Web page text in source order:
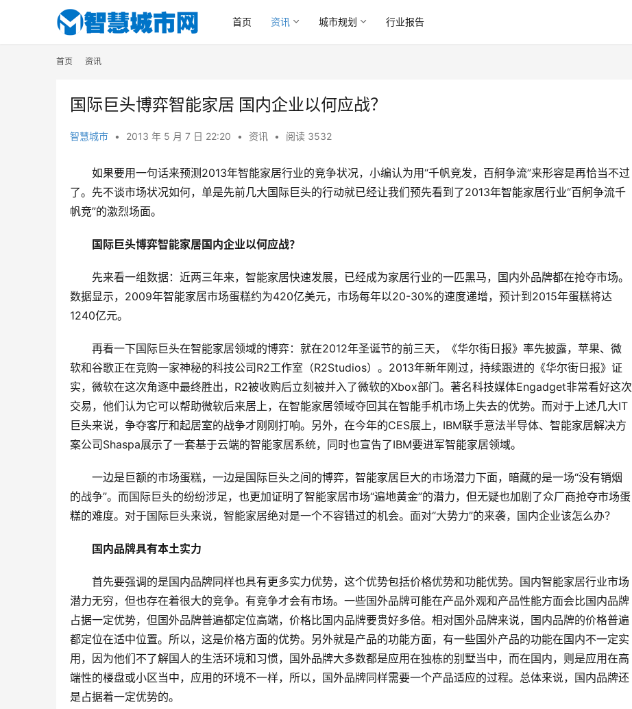
首页 资讯 城市规划 行业报告
首页 资讯
国际巨头博弈智能家居 国内企业以何应战？
智慧城市 • 2013 年 5 月 7 日 22:20 • 资讯 • 阅读 3532
如果要用一句话来预测2013年智能家居行业的竞争状况，小编认为用“千帆竞发，百舸争流”来形容是再恰当不过
了。先不谈市场状况如何，单是先前几大国际巨头的行动就已经让我们预先看到了2013年智能家居行业“百舸争流千
帆竞”的激烈场面。
国际巨头博弈智能家居国内企业以何应战？
先来看一组数据：近两三年来，智能家居快速发展，已经成为家居行业的一匹黑马，国内外品牌都在抢夺市场。
数据显示，2009年智能家居市场蛋糕约为420亿美元，市场每年以20-30%的速度递增，预计到2015年蛋糕将达
1240亿元。
再看一下国际巨头在智能家居领域的博弈：就在2012年圣诞节的前三天，《华尔街日报》率先披露，苹果、微
软和谷歌正在竞购一家神秘的科技公司R2工作室（R2Studios）。2013年新年刚过，持续跟进的《华尔街日报》证
实，微软在这次角逐中最终胜出，R2被收购后立刻被并入了微软的Xbox部门。著名科技媒体Engadget非常看好这次
交易，他们认为它可以帮助微软后来居上，在智能家居领域夺回其在智能手机市场上失去的优势。而对于上述几大IT
巨头来说，争夺客厅和起居室的战争才刚刚打响。另外，在今年的CES展上，IBM联手意法半导体、智能家居解决方
案公司Shaspa展示了一套基于云端的智能家居系统，同时也宣告了IBM要进军智能家居领域。
一边是巨额的市场蛋糕，一边是国际巨头之间的博弈，智能家居巨大的市场潜力下面，暗藏的是一场“没有销烟
的战争”。而国际巨头的纷纷涉足，也更加证明了智能家居市场“遍地黄金”的潜力，但无疑也加剧了众厂商抢夺市场蛋
糕的难度。对于国际巨头来说，智能家居绝对是一个不容错过的机会。面对“大势力”的来袭，国内企业该怎么办？
国内品牌具有本土实力
首先要强调的是国内品牌同样也具有更多实力优势，这个优势包括价格优势和功能优势。国内智能家居行业市场
潜力无穷，但也存在着很大的竞争。有竞争才会有市场。一些国外品牌可能在产品外观和产品性能方面会比国内品牌
占据一定优势，但国外品牌普遍都定位高端，价格比国内品牌要贵好多倍。相对国外品牌来说，国内品牌的价格普遍
都定位在适中位置。所以，这是价格方面的优势。另外就是产品的功能方面，有一些国外产品的功能在国内不一定实
用，因为他们不了解国人的生活环境和习惯，国外品牌大多数都是应用在独栋的别墅当中，而在国内，则是应用在高
端性的楼盘或小区当中，应用的环境不一样，所以，国外品牌同样需要一个产品适应的过程。总体来说，国内品牌还
是占据着一定优势的。